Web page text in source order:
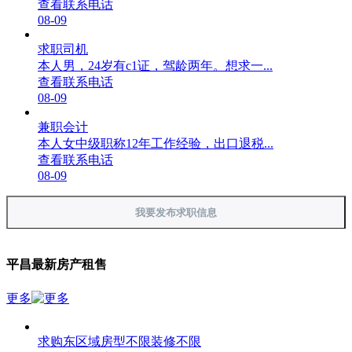
查看联系电话
08-09
求职司机
本人男，24岁有c1证，驾龄两年。想求一...
查看联系电话
08-09
兼职会计
本人女中级职称12年工作经验，出口退税...
查看联系电话
08-09
我要发布求职信息
平昌最新房产租售
更多
求购东区域房型不限装修不限